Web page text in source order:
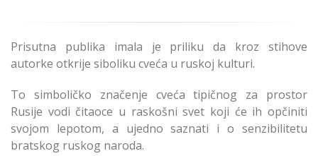
Prisutna publika imala je priliku da kroz stihove
autorke otkrije siboliku cveća u ruskoj kulturi.
To simboličko značenje cveća tipičnog za prostor
Rusije vodi čitaoce u raskošni svet koji će ih opčiniti
svojom lepotom, a ujedno saznati i o senzibilitetu
bratskog ruskog naroda.